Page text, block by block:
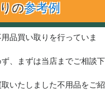
の参考例
品買い取りを行っていま
、まずは当店までご相談下
いたしました不用品をご紹